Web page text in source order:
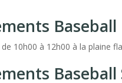
10h00 à 12h00 à la plaine
Baseball